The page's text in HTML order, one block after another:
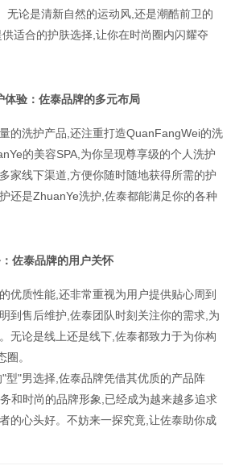
无论是清新自然的运动风,还是潮酷前卫的
适合的护肤选择,让你在时尚圈内闪耀夺
验：佐泰品牌的多元布局
的洗护产品,还注重打造QuanFangWei的洗
的美容SPA,为你呈现尊享级的个人洗护
家线下渠道,方便你随时随地获得所需的护
还是ZhuanYe洗护,佐泰都能满足你的各种
佐泰品牌的用户关怀
优质性能,还非常重视为用户提供贴心周到
到售后维护,佐泰团队时刻关注你的需求,为
无论是线上还是线下,佐泰都致力于为你构
。
型"男选择,佐泰品牌凭借其优质的产品阵
和时尚的品牌形象,已经成为越来越多追求
的心头好。不妨来一探究竟,让佐泰助你成